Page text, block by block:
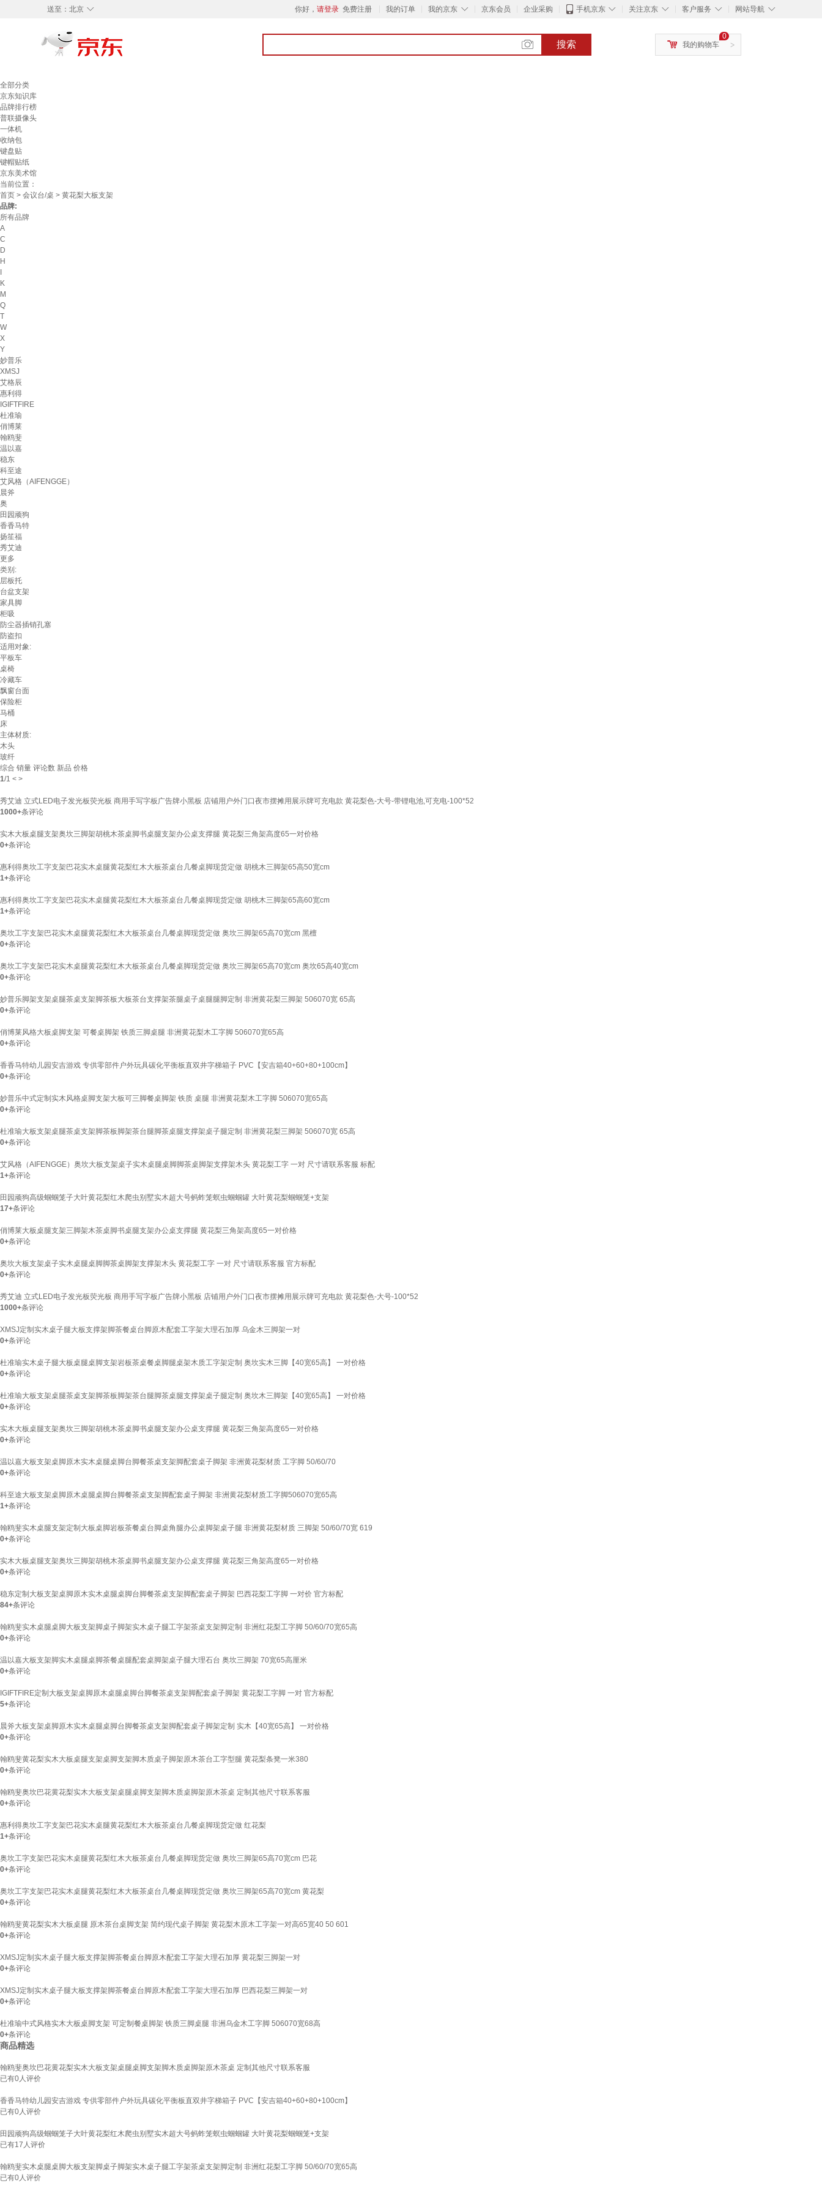
◇
送至： 北京 你好， 请登录 免费注册 我的订单 ◇
我的京东 京东会员 企业采购 ◇
手机京东 ◇
关注京东 ◇
客户服务 ◇
网站导航
搜索 >
0
我的购物车
全部分类
京东知识库
品牌排行榜
普联摄像头
一体机
收纳包
键盘贴
键帽贴纸
京东美术馆
当前位置：
首页 > 会议台/桌 > 黄花梨大板支架
品牌:
所有品牌
A
C
D
H
K
M
Q
T
W
X
Y
妙普乐
XMSJ
艾格辰
惠利得
IGIFTFIRE
杜准瑜
俏博莱
翰鸥斐
温以嘉
稳东
科至途
艾风格（AIFENGGE）
晨斧
奥
田园顽狗
香香马特
扬笙福
秀艾迪
更多
类别:
层板托
台盆支架
家具脚
柜吸
防尘器插销孔塞
防盗扣
适用对象:
平板车
桌椅
冷藏车
飘窗台面
保险柜
马桶
床
主体材质:
木头
玻纤
综合 销量 评论数 新品 价格
1/1 < >
秀艾迪 立式LED电子发光板荧光板 商用手写字板广告牌小黑板 店铺用户外门口夜市摆摊用展示牌可充电款 黄花梨色-大号-带锂电池,可充电-100*52
1000+条评论
实木大板桌腿支架奥坎三脚架胡桃木茶桌脚书桌腿支架办公桌支撑腿 黄花梨三角架高度65一对价格
0+条评论
惠利得奥坎工字支架巴花实木桌腿黄花梨红木大板茶桌台几餐桌脚现货定做 胡桃木三脚架65高50宽cm
1+条评论
惠利得奥坎工字支架巴花实木桌腿黄花梨红木大板茶桌台几餐桌脚现货定做 胡桃木三脚架65高60宽cm
1+条评论
奥坎工字支架巴花实木桌腿黄花梨红木大板茶桌台几餐桌脚现货定做 奥坎三脚架65高70宽cm 黑檀
0+条评论
奥坎工字支架巴花实木桌腿黄花梨红木大板茶桌台几餐桌脚现货定做 奥坎三脚架65高70宽cm 奥坎65高40宽cm
0+条评论
妙普乐脚架支架桌腿茶桌支架脚茶板大板茶台支撑架茶腿桌子桌腿腿脚定制 非洲黄花梨三脚架 506070宽 65高
0+条评论
俏博莱风格大板桌脚支架 可餐桌脚架 铁质三脚桌腿 非洲黄花梨木工字脚 506070宽65高
0+条评论
香香马特幼儿园安吉游戏 专供零部件户外玩具碳化平衡板直双井字梯箱子 PVC【安吉箱40+60+80+100cm】
0+条评论
妙普乐中式定制实木风格桌脚支架大板可三脚餐桌脚架 铁质 桌腿 非洲黄花梨木工字脚 506070宽65高
0+条评论
杜准瑜大板支架桌腿茶桌支架脚茶板脚架茶台腿脚茶桌腿支撑架桌子腿定制 非洲黄花梨三脚架 506070宽 65高
0+条评论
艾风格（AIFENGGE）奥坎大板支架桌子实木桌腿桌脚脚茶桌脚架支撑架木头 黄花梨工字 一对 尺寸请联系客服 标配
1+条评论
田园顽狗高级蝈蝈笼子大叶黄花梨红木爬虫别墅实木超大号蚂蚱笼螟虫蝈蝈罐 大叶黄花梨蝈蝈笼+支架
17+条评论
俏博莱大板桌腿支架三脚架木茶桌脚书桌腿支架办公桌支撑腿 黄花梨三角架高度65一对价格
0+条评论
奥坎大板支架桌子实木桌腿桌脚脚茶桌脚架支撑架木头 黄花梨工字 一对 尺寸请联系客服 官方标配
0+条评论
秀艾迪 立式LED电子发光板荧光板 商用手写字板广告牌小黑板 店铺用户外门口夜市摆摊用展示牌可充电款 黄花梨色-大号-100*52
1000+条评论
XMSJ定制实木桌子腿大板支撑架脚茶餐桌台脚原木配套工字架大理石加厚 乌金木三脚架一对
0+条评论
杜准瑜实木桌子腿大板桌腿桌脚支架岩板茶桌餐桌脚腿桌架木质工字架定制 奥坎实木三脚【40宽65高】 一对价格
0+条评论
杜准瑜大板支架桌腿茶桌支架脚茶板脚架茶台腿脚茶桌腿支撑架桌子腿定制 奥坎木三脚架【40宽65高】 一对价格
0+条评论
实木大板桌腿支架奥坎三脚架胡桃木茶桌脚书桌腿支架办公桌支撑腿 黄花梨三角架高度65一对价格
0+条评论
温以嘉大板支架桌脚原木实木桌腿桌脚台脚餐茶桌支架脚配套桌子脚架 非洲黄花梨材质 工字脚 50/60/70
0+条评论
科至途大板支架桌脚原木桌腿桌脚台脚餐茶桌支架脚配套桌子脚架 非洲黄花梨材质工字脚506070宽65高
1+条评论
翰鸥斐实木桌腿支架定制大板桌脚岩板茶餐桌台脚桌角腿办公桌脚架桌子腿 非洲黄花梨材质 三脚架 50/60/70宽 619
0+条评论
实木大板桌腿支架奥坎三脚架胡桃木茶桌脚书桌腿支架办公桌支撑腿 黄花梨三角架高度65一对价格
0+条评论
稳东定制大板支架桌脚原木实木桌腿桌脚台脚餐茶桌支架脚配套桌子脚架 巴西花梨工字脚 一对价 官方标配
84+条评论
翰鸥斐实木桌腿桌脚大板支架脚桌子脚架实木桌子腿工字架茶桌支架脚定制 非洲红花梨工字脚 50/60/70宽65高
0+条评论
温以嘉大板支架脚实木桌腿桌脚茶餐桌腿配套桌脚架桌子腿大理石台 奥坎三脚架 70宽65高厘米
0+条评论
IGIFTFIRE定制大板支架桌脚原木桌腿桌脚台脚餐茶桌支架脚配套桌子脚架 黄花梨工字脚 一对 官方标配
5+条评论
晨斧大板支架桌脚原木实木桌腿桌脚台脚餐茶桌支架脚配套桌子脚架定制 实木【40宽65高】 一对价格
0+条评论
翰鸥斐黄花梨实木大板桌腿支架桌脚支架脚木质桌子脚架原木茶台工字型腿 黄花梨条凳一米380
0+条评论
翰鸥斐奥坎巴花黄花梨实木大板支架桌腿桌脚支架脚木质桌脚架原木茶桌 定制其他尺寸联系客服
0+条评论
惠利得奥坎工字支架巴花实木桌腿黄花梨红木大板茶桌台几餐桌脚现货定做 红花梨
1+条评论
奥坎工字支架巴花实木桌腿黄花梨红木大板茶桌台几餐桌脚现货定做 奥坎三脚架65高70宽cm 巴花
0+条评论
奥坎工字支架巴花实木桌腿黄花梨红木大板茶桌台几餐桌脚现货定做 奥坎三脚架65高70宽cm 黄花梨
0+条评论
翰鸥斐黄花梨实木大板桌腿 原木茶台桌脚支架 简约现代桌子脚架 黄花梨木原木工字架一对高65宽40 50 601
0+条评论
XMSJ定制实木桌子腿大板支撑架脚茶餐桌台脚原木配套工字架大理石加厚 黄花梨三脚架一对
0+条评论
XMSJ定制实木桌子腿大板支撑架脚茶餐桌台脚原木配套工字架大理石加厚 巴西花梨三脚架一对
0+条评论
杜准瑜中式风格实木大板桌脚支架 可定制餐桌脚架 铁质三脚桌腿 非洲乌金木工字脚 506070宽68高
0+条评论
商品精选
翰鸥斐奥坎巴花黄花梨实木大板支架桌腿桌脚支架脚木质桌脚架原木茶桌 定制其他尺寸联系客服
已有0人评价
香香马特幼儿园安吉游戏 专供零部件户外玩具碳化平衡板直双井字梯箱子 PVC【安吉箱40+60+80+100cm】
已有0人评价
田园顽狗高级蝈蝈笼子大叶黄花梨红木爬虫别墅实木超大号蚂蚱笼螟虫蝈蝈罐 大叶黄花梨蝈蝈笼+支架
已有17 人评价
翰鸥斐实木桌腿桌脚大板支架脚桌子脚架实木桌子腿工字架茶桌支架脚定制 非洲红花梨工字脚 50/60/70宽65高
已有0人评价